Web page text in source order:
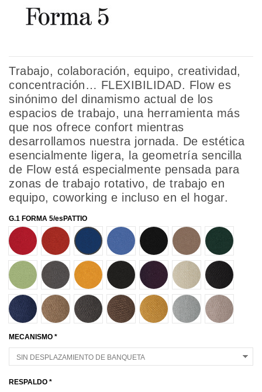
Trabajo, colaboración, equipo, creatividad,
concentración… FLEXIBILIDAD. Flow es
sinónimo del dinamismo actual de los
espacios de trabajo, una herramienta más
que nos ofrece confort mientras
desarrollamos nuestra jornada. De estética
esencialmente ligera, la geometría sencilla
de Flow está especialmente pensada para
zonas de trabajo rotativo, de trabajo en
equipo, coworking e incluso en el hogar.
G.1 FORMA 5/esPATTIO
21105
21076 21082 21097 21009 21107 21045
21108 21081 21110 21046 21084 49020 49009
49024 49021 49027 49022 49023 49026 49025
MECANISMO *
RESPALDO *